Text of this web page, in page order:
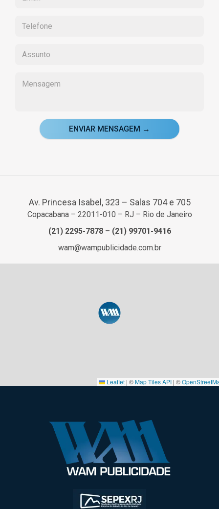
ENVIAR MENSAGEM →
Av. Princesa Isabel, 323 – Salas 704 e 705
Copacabana – 22011-010 – RJ – Rio de Janeiro
(21) 2295-7878– (21) 99701-9416
wam@wampublicidade.com.br
Leaflet | ©Map Tiles API | ©